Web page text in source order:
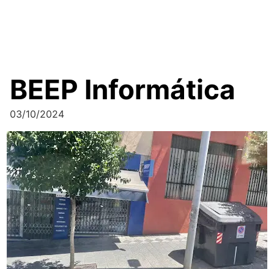
BEEP Informática
03/10/2024